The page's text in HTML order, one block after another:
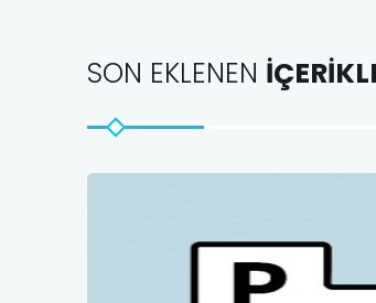
SON EKLENEN